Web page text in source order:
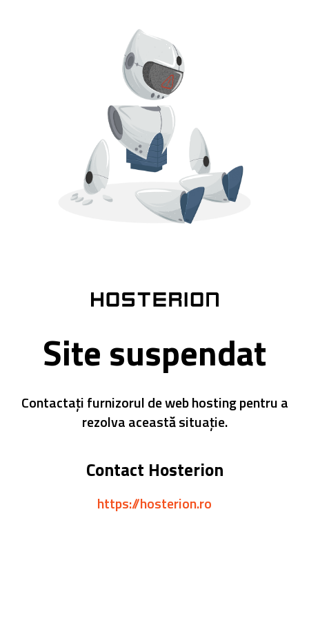
Site suspendat
Contactați furnizorul de web hosting pentru a
rezolva această situație.
Contact Hosterion
https://hosterion.ro